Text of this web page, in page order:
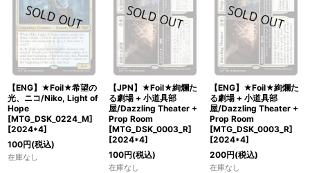
【ENG】★Foil★希望の
光、ニコ/Niko, Light of
Hope
[MTG_DSK_0224_M]
[2024*4]
100円(税込)
在庫なし
【JPN】★Foil★絢爛た
る劇場 + 小道具部
屋/Dazzling Theater +
Prop Room
[MTG_DSK_0003_R]
[2024*4]
100円(税込)
在庫なし
【ENG】★Foil★絢爛た
る劇場 + 小道具部
屋/Dazzling Theater +
Prop Room
[MTG_DSK_0003_R]
[2024*4]
200円(税込)
在庫なし